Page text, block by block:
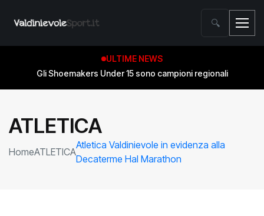
🔍
ULTIME NEWS
Gli Shoemakers Under 15 sono campioni regionali
ATLETICA
HomeATLETICA
Atletica Valdinievole in evidenza alla
Decaterme Hal Marathon